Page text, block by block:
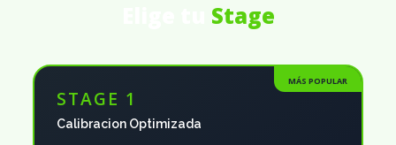
Stage
MÁS POPULAR
STAGE 1
Calibracion Optimizada